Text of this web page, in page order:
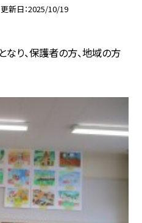
更新日 2025/10/19
り、保護者の方、地域の方